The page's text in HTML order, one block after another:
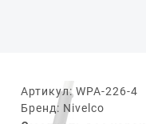
Артикул: WPA-226-4
Бренд: Nivelco